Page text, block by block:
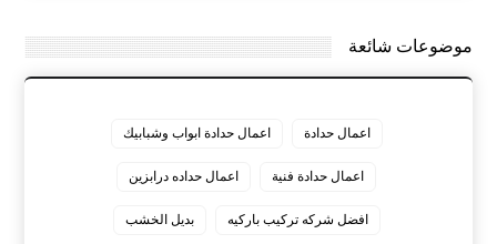
موضوعات شائعة
اعمال حدادة اعمال حدادة ابواب وشبابيك
اعمال حدادة فنية اعمال حداده درابزين
افضل شركه تركيب باركيه بديل الخشب